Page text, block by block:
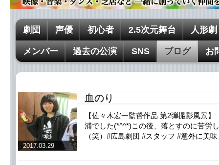
劇団 声優 初心者 2.5次元舞台 人形劇
メンバー 過去の公演 SNS ブログ お
2017.03.29
血のり
【佐々木宏一監督作品 第2弾撮影風景
浦でした(*^^*)この後、落とすのに苦労
（笑）#広島劇団 #スタッフ #意外に美